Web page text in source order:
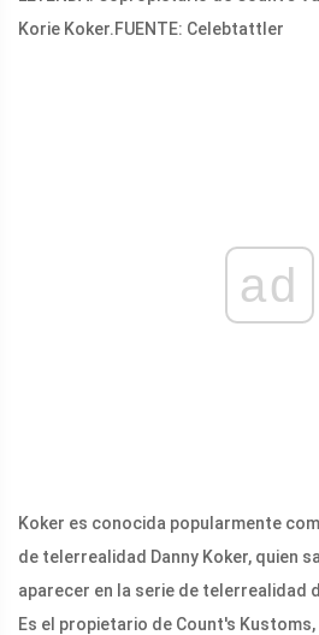
Korie Koker. FUENTE: Celebtattler
ad
Koker es conocida popularmente
de telerrealidad Danny Koker, quien
aparecer en la serie de telerrealidad
Es el propietario de Count's